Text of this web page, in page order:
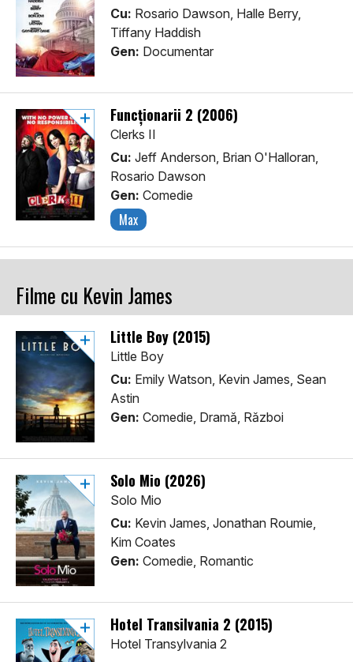
Cu: Rosario Dawson, Halle Berry,
Tiffany Haddish
Gen: Documentar
Funcționarii 2 (2006)
Clerks II
Cu: Jeff Anderson, Brian O'Halloran,
Rosario Dawson
Gen: Comedie
Max
Filme cu Kevin James
Little Boy (2015)
Little Boy
Cu: Emily Watson, Kevin James, Sean
Astin
Gen: Comedie, Dramă, Război
Solo Mio (2026)
Solo Mio
Cu: Kevin James, Jonathan Roumie,
Kim Coates
Gen: Comedie, Romantic
Hotel Transilvania 2 (2015)
Hotel Transylvania 2